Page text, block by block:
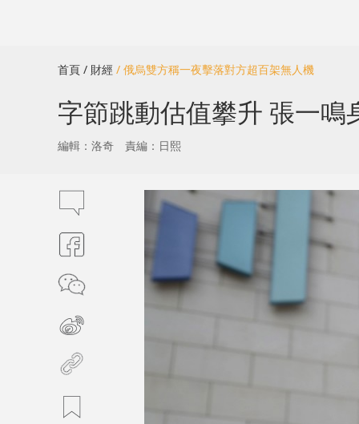
首頁 / 財經 / 俄烏雙方稱一夜擊落對方超百架無人機
字節跳動估值攀升 張一
編輯：洛奇 責編：日熙